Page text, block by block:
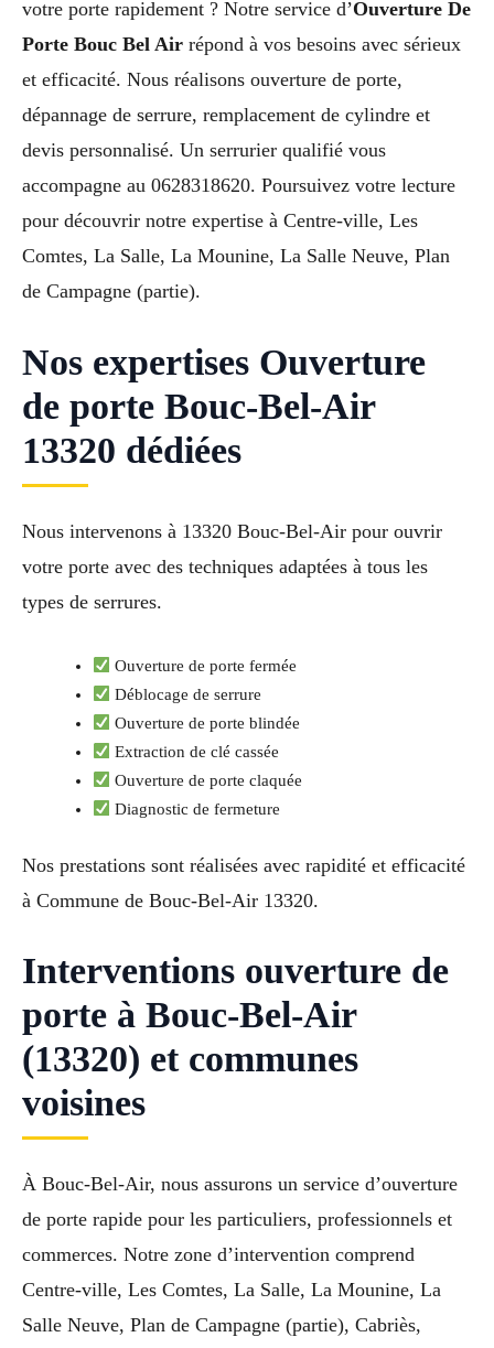
votre porte rapidement ? Notre service d’Ouverture De
Porte Bouc Bel Air répond à vos besoins avec sérieux
et efficacité. Nous réalisons ouverture de porte,
dépannage de serrure, remplacement de cylindre et
devis personnalisé. Un serrurier qualifié vous
accompagne au 0628318620. Poursuivez votre lecture
pour découvrir notre expertise à Centre-ville, Les
Comtes, La Salle, La Mounine, La Salle Neuve, Plan
de Campagne (partie).
Nos expertises Ouverture
de porte Bouc-Bel-Air
13320 dédiées
Nous intervenons à 13320 Bouc-Bel-Air pour ouvrir
votre porte avec des techniques adaptées à tous les
types de serrures.
Ouverture de porte fermée
Déblocage de serrure
Ouverture de porte blindée
Extraction de clé cassée
Ouverture de porte claquée
Diagnostic de fermeture
Nos prestations sont réalisées avec rapidité et efficacité
à Commune de Bouc-Bel-Air 13320.
Interventions ouverture de
porte à Bouc-Bel-Air
(13320) et communes
voisines
À Bouc-Bel-Air, nous assurons un service d’ouverture
de porte rapide pour les particuliers, professionnels et
commerces. Notre zone d’intervention comprend
Centre-ville, Les Comtes, La Salle, La Mounine, La
Salle Neuve, Plan de Campagne (partie), Cabriès,